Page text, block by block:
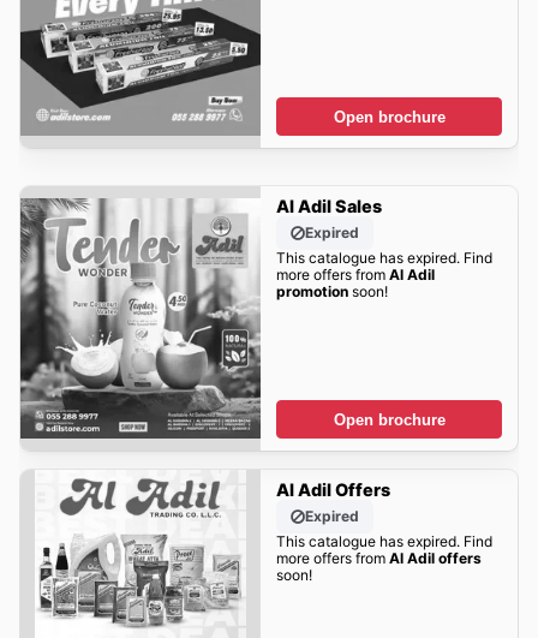
Open brochure
Al Adil Sales
Expired
This catalogue has expired. Find
more offers from Al Adil
promotionsoon!
Open brochure
Al Adil Offers
Expired
This catalogue has expired. Find
more offers from Al Adil offers
soon!